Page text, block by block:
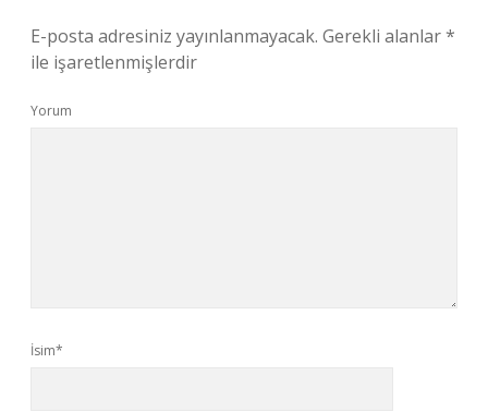
E-posta adresiniz yayınlanmayacak. Gerekli alanlar*
ile işaretlenmişlerdir
Yorum
İsim*